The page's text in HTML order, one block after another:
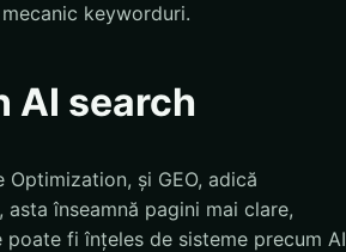
keyworduri.
AI search
Optimization, și GEO, adică
înseamnă pagini mai clare,
fi înțeles de sisteme precum AI